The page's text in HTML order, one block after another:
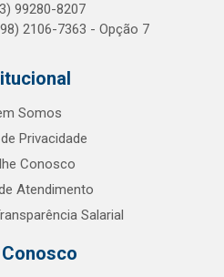
99280-8207
2106-7363 - Opção 7
Somos
Privacidade
Conosco
Atendimento
Salarial